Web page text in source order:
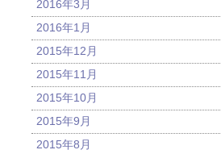
2016年3月
2016年1月
2015年12月
2015年11月
2015年10月
2015年9月
2015年8月